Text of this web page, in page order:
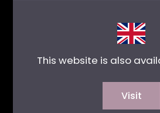
This website is also
Visit